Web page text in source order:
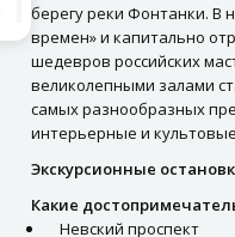
берегу реки Фонтанки. В
времен» и капитально
шедевров российских
великолепными залами
самых разнообразных
интерьерные и
Экскурсионные
Какие
Невский проспект